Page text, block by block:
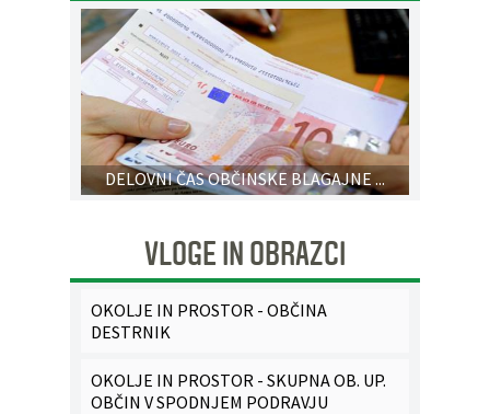
DELOVNI ČAS OBČINSKE BLAGAJNE ...
VLOGE IN OBRAZCI
OKOLJE IN PROSTOR - OBČINA
DESTRNIK
OKOLJE IN PROSTOR - SKUPNA OB. UP.
OBČIN V SPODNJEM PODRAVJU